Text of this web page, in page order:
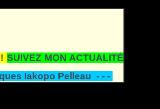
SUIVEZ MON ACTUALITÉ
Iakopo Pelleau - - -